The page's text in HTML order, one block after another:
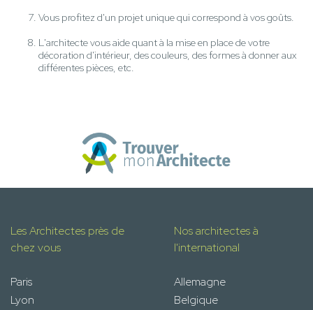
Vous profitez d'un projet unique qui correspond à vos goûts.
L'architecte vous aide quant à la mise en place de votre
décoration d'intérieur, des couleurs, des formes à donner aux
différentes pièces, etc.
Les Architectes près de
chez vous
Paris
Lyon
Nos architectes à
l'international
Allemagne
Belgique